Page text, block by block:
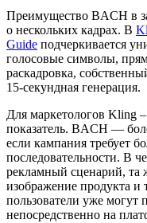
Преимущество BACH в
о нескольких кадрах. В
Guide подчеркивается
голосовые символы,
раскадровка,
15-секундная генерация.
Для маркетологов Kling
показатель. BACH —
если кампания требует
последовательности. В
рекламный сценарий, та
изображение продукта и
пользователи уже могут
непосредственно на